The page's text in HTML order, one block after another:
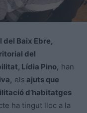
del Baix Ebre,
del
Lídia Pino, han
els ajuts que
d’habitatges
ha tingut lloc a la